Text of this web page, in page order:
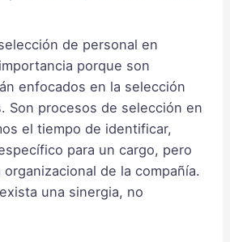
de personal en
porque son
enfocados en la selección
Son procesos de selección en
el tiempo de identificar,
para un cargo, pero
de la compañía.
una sinergia, no